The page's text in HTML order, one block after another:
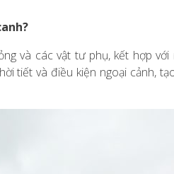
và các vật tư phụ, kết hợp
tiết và điều kiện ngoại cảnh,